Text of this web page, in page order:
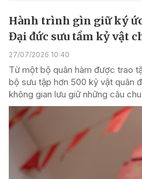
Hành trình gìn giữ ký
Đại đức sưu tầm kỷ vật
27/07/2026 10:40
Từ một bộ quân hàm được trao
bộ sưu tập hơn 500 kỷ vật quân
không gian lưu giữ những câu